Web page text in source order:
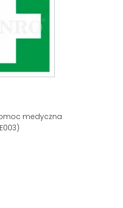
medyczna